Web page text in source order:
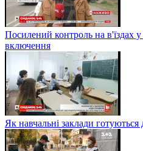
Посилений контроль на в'їздах
включення
Як навчальні заклади